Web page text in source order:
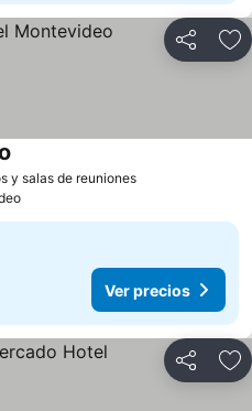
Compartir
y salas de reunionesVer precios
Ver precios
Compartir